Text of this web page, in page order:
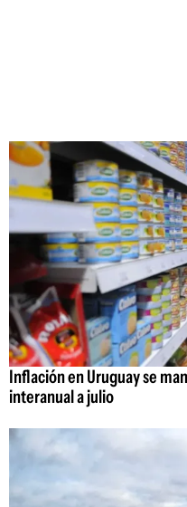
Inflación en Uruguay se
interanual a julio